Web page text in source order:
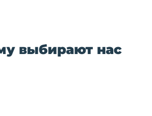
выбирают нас